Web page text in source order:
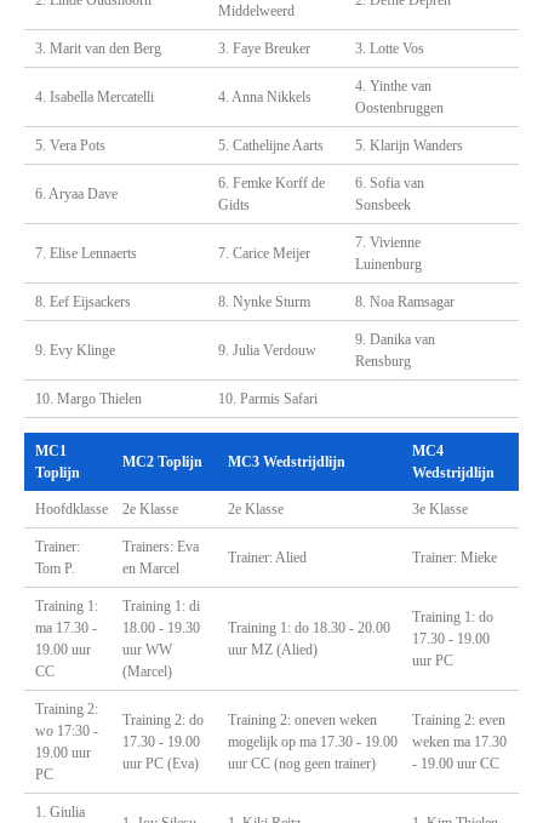
Middelweerd
3. Marit van den Berg 3. Faye Breuker 3. Lotte Vos
4. Isabella Mercatelli 4. Anna Nikkels
4. Yinthe van
Oostenbruggen
5. Vera Pots 5. Cathelijne Aarts 5. Klarijn Wanders
6. Aryaa Dave
6. Femke Korff de
Gidts
6. Sofia van
Sonsbeek
7. Elise Lennaerts 7. Carice Meijer
7. Vivienne
Luinenburg
8. Eef Eijsackers 8. Nynke Sturm 8. Noa Ramsagar
9. Evy Klinge 9. Julia Verdouw
9. Danika van
Rensburg
10. Margo Thielen 10. Parmis Safari
MC1
Toplijn
MC2 Toplijn MC3 Wedstrijdlijn
MC4
Wedstrijdlijn
Hoofdklasse 2e Klasse 2e Klasse 3e Klasse
Trainer:
Tom P.
Trainers: Eva
en Marcel
Trainer: Alied Trainer: Mieke
Training 1:
ma 17.30 -
19.00 uur
CC
Training 1: di
18.00 - 19.30
uur WW
(Marcel)
Training 1: do 18.30 - 20.00
uur MZ (Alied)
Training 1: do
17.30 - 19.00
uur PC
Training 2:
wo 17:30 -
19.00 uur
PC
Training 2: do
17.30 - 19.00
uur PC (Eva)
Training 2: oneven weken
mogelijk op ma 17.30 - 19.00
uur CC (nog geen trainer)
Training 2: even
weken ma 17.30
- 19.00 uur CC
1. Giulia